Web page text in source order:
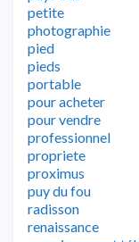
petite
photographie
pied
pieds
portable
pour acheter
pour vendre
professionnel
propriete
proximus
puy du fou
radisson
renaissance